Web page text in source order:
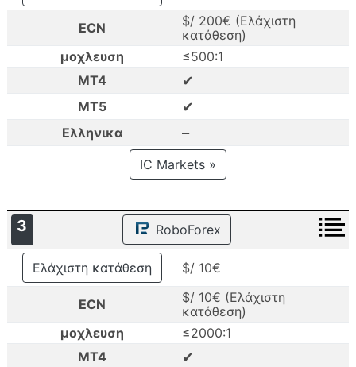
ECN
$/ 200€ (Ελάχιστη
κατάθεση)
μοχλευση
≤500:1
MT4
✔
MT5 ✔
Ελληνικα –
IC Markets »
3 RoboForex
Ελάχιστη κατάθεση $/ 10€
ECN
$/ 10€ (Ελάχιστη
κατάθεση)
μοχλευση
≤2000:1
MT4
✔